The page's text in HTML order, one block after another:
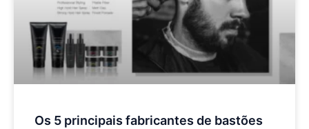
Os 5 principais fabricantes de bastões